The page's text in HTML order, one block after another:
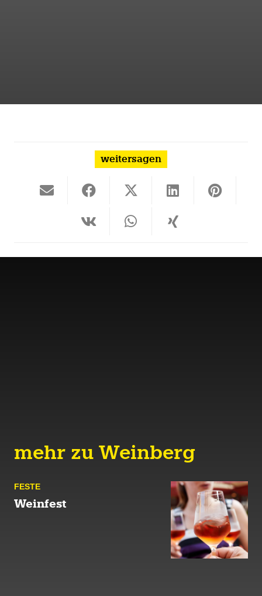
weitersagen
mehr zu Weinberg
FESTE
Weinfest